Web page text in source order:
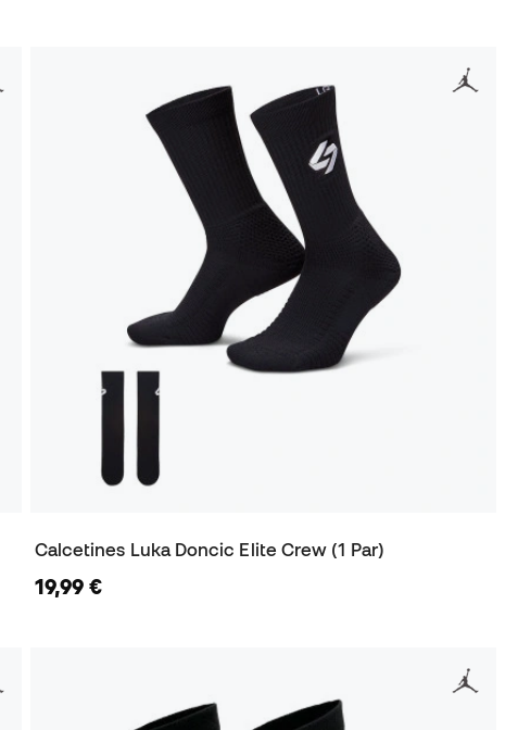
Calcetines Luka Doncic Elite Crew (1 Par)
19,99 €